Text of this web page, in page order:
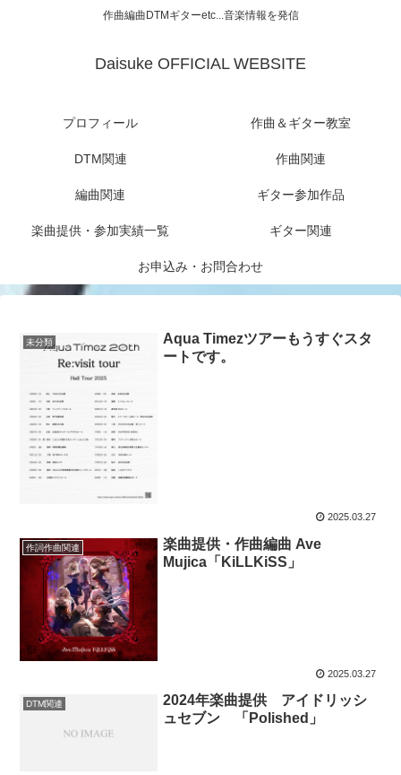
作曲編曲DTMギターetc...音楽情報を発信
Daisuke OFFICIAL WEBSITE
プロフィール 作曲＆ギター教室
DTM関連 作曲関連
編曲関連 ギター参加作品
楽曲提供・参加実績一覧 ギター関連
お申込み・お問合わせ
未分類
Aqua Timezツアーもうすぐスタ
ートです。
2025.03.27
作詞作曲関連
楽曲提供・作曲編曲 Ave
Mujica「KiLLKiSS」
2025.03.27
DTM関連
2024年楽曲提供 アイドリッシ
ュセブン 「Polished」